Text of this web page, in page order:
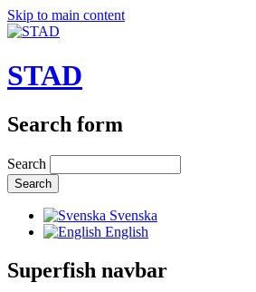
Skip to main content
STAD
Search form
Search
Svenska
English
Superfish navbar